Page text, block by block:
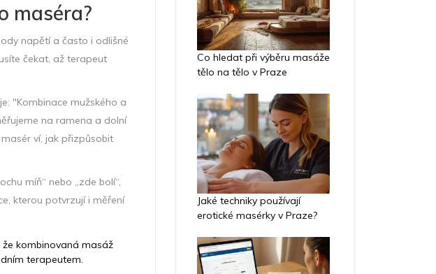
maséra?
napětí a často i odlišné
čekat, až terapeut
"Kombinace mužského a
na ramena a dolní
ví, jak přizpůsobit
míň“ nebo „zde bolí“,
kterou potvrzují i měření
kombinovaná masáž
terapeutem.
Co hledat při výběru masáže
tělo na tělo v Praze
Jaké techniky používají
erotické masérky v Praze?